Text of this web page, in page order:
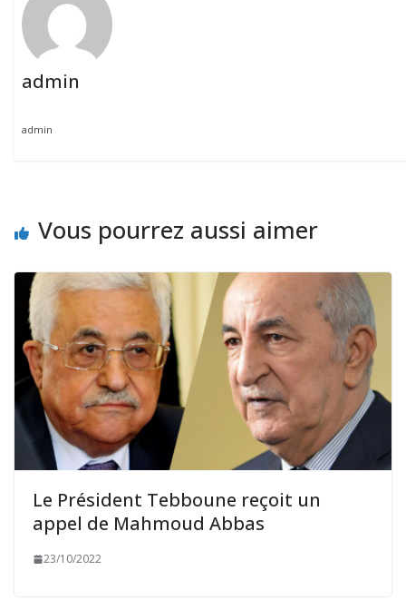
admin
admin
Vous pourrez aussi aimer
Le Président Tebboune reçoit un
appel de Mahmoud Abbas
23/10/2022